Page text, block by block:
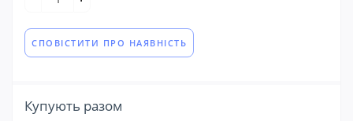
СПОВІСТИТИ ПРО НАЯВНІСТЬ
Купують разом